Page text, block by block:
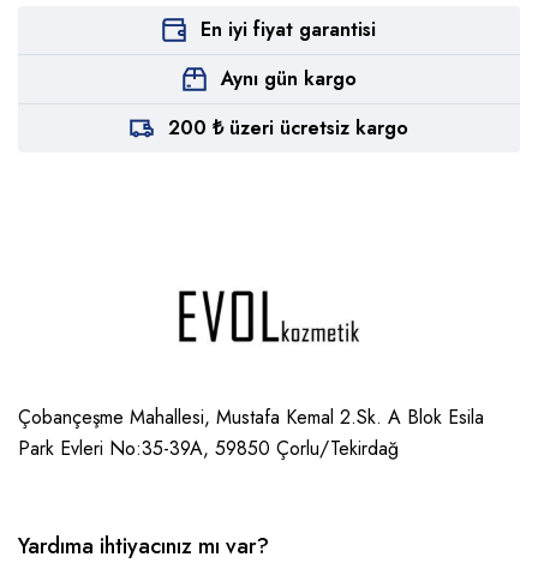
En iyi fiyat garantisi
Aynı gün kargo
200 ₺ üzeri ücretsiz kargo
Çobançeşme Mahallesi, Mustafa Kemal 2.Sk. A Blok Esila
Park Evleri No:35-39A, 59850 Çorlu/Tekirdağ
Yardıma ihtiyacınız mı var?